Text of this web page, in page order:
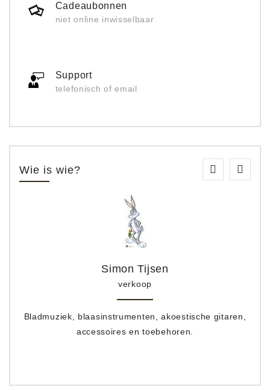
Cadeaubonnen
niet online inwisselbaar
Support
telefonisch of email
Wie is wie?
Simon Tijsen
verkoop
Bladmuziek, blaasinstrumenten, akoestische gitaren,
accessoires en toebehoren.